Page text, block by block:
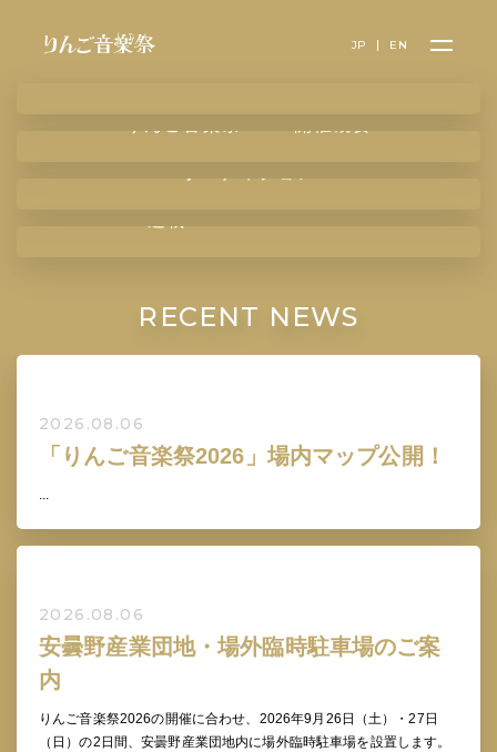
JP EN
RECENT NEWS
2026.08.06
「りんご音楽祭2026」場内マップ公開！
...
2026.08.06
安曇野産業団地・場外臨時駐車場のご案
内
りんご音楽祭2026の開催に合わせ、2026年9月26日（土）・27日
（日）の2日間、安曇野産業団地内に場外臨時駐車場を設置します。